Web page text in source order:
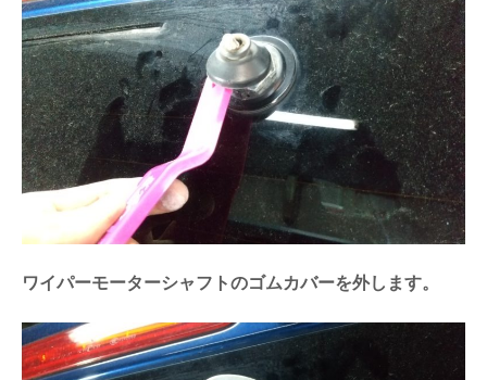
ワイパーモーターシャフトのゴムカバーを外します。